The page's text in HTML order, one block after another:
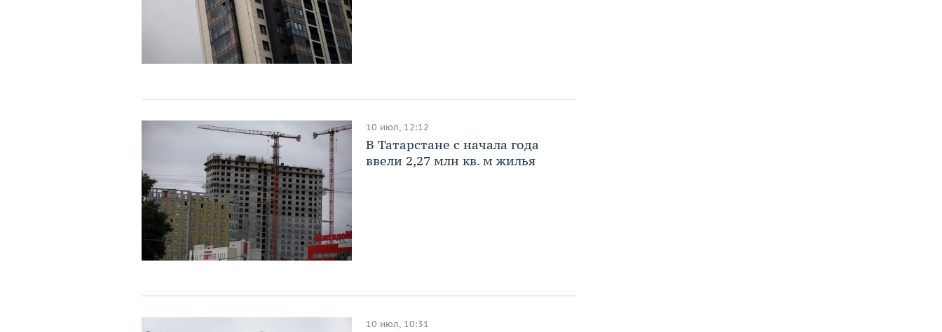
10 июл, 12:12
В Татарстане с начала года
ввели 2,27 млн кв. м жилья
10 июл, 10:31